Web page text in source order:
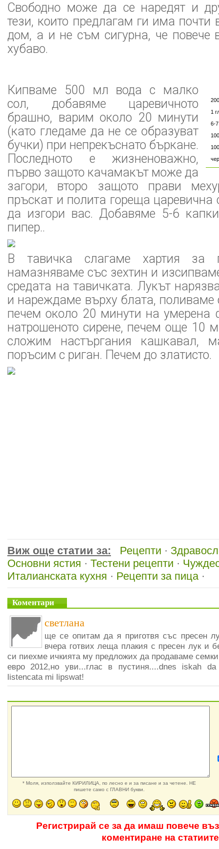
Свободно може да се наредят и
тези, които предлагам ги има почти
дом, а и не съм сигурна, че повече
хубаво.
1
6-
Кипваме 500 мл вода с малко
сол, добавяме царевичното
брашно, варим около 20 минути
(като гледаме да не се образуват
бучки) при непрекъснато бъркане.
Последното е жизненоважно,
първо защото качамакът може да
загори, второ защото прави
пръскат и полита гореща царевична
да изгори вас. Добавяме 5-6
пипер..
В тавичка слагаме хартия за
намазняваме със зехтин и
средата на тавичката. Лукът
и нареждаме върху блата, поливаме
печем около 20 минути на умерена
натрошеното сирене, печем още 10
сложим настъргания кашкавал,
поръсим с риган. Печем до златисто.
Виж още статии за: Рецепти ·
Основни ястия · Тестени рецепти ·
Италианската кухня · Рецепти за пица·
Коментари
светлана
ще се опитам да я приготвя със пресен
вчера готвих леща плакия с пресен лук и
си пиехме ичкията му предложих да продаваме
евро 2012,но уви...глас в пустиня....dnes iskah
listencata mi lipswat!
* Моля, използвайте КИРИЛИЦА, по лесно е и за писане и за четене. НЕ
пишете само с ГЛАВНИ букви.
Регистрирай се за да имаш повече
коментиране на статиите